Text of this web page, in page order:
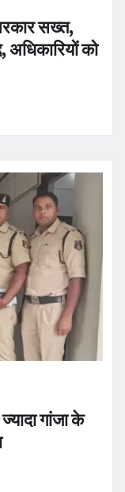
सख्त,
अधिकारियों को
गांजा के